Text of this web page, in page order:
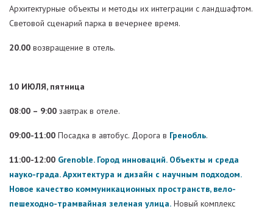
Архитектурные объекты и методы их интеграции с ландшафтом.
Световой сценарий парка в вечернее время.
20.00 возвращение в отель.
10 ИЮЛЯ, пятница
08:00 – 9:00 завтрак в отеле.
09:00-11:00 Посадка в автобус. Дорога в Гренобль.
11:00-12:00 Grenoble. Город инноваций. Объекты и среда
науко-града. Архитектура и дизайн с научным подходом.
Новое качество коммуникационных пространств, вело-
пешеходно-трамвайная зеленая улица. Новый комплекс